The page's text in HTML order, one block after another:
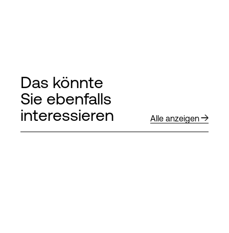
Das könnte
Sie ebenfalls
interessieren
Alle anzeigen